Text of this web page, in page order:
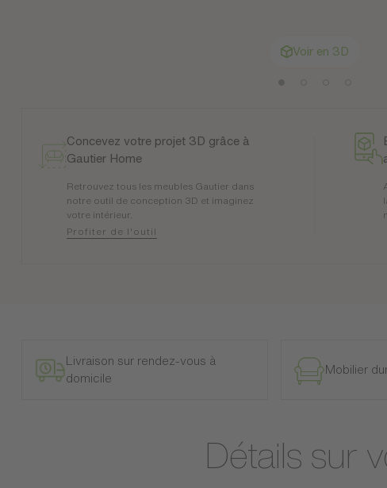
Voir en 3D
Concevez votre projet 3D grâce à
Gautier Home
Retrouvez tous les meubles Gautier dans
notre outil de conception 3D et imaginez
votre intérieur.
Profiter de l'outil
Livraison sur rendez-vous à
domicile
Mobilier
Détails sur